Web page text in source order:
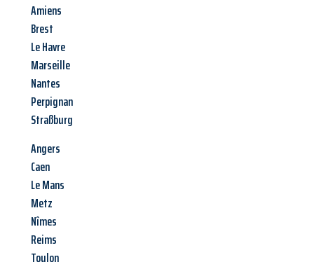
Amiens
Brest
Le Havre
Marseille
Nantes
Perpignan
Straßburg
Angers
Caen
Le Mans
Metz
Nîmes
Reims
Toulon